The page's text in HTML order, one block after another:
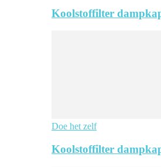
Koolstoffilter
Doe het zelf
Koolstoffilter